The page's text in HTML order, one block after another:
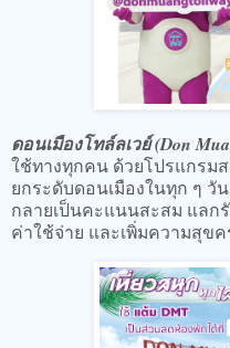
ดอนเมืองโทล์ลเวย์ (Don
ใช้ทางทุกคน ด้วยโปรแกรม
ยกระดับดอนเมืองในทุก ๆ วั
กลายเป็นคะแนนสะสม แลก
ค่าใช้จ่าย และเพิ่มความสุข